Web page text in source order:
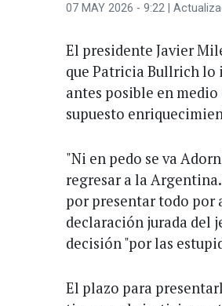
07 MAY 2026 - 9:22 |
El presidente Javier
que Patricia Bullrich lo
antes posible en
supuesto
"Ni en pedo se va
regresar a la
por presentar todo por
declaración jurada del
decisión "por las
El plazo para